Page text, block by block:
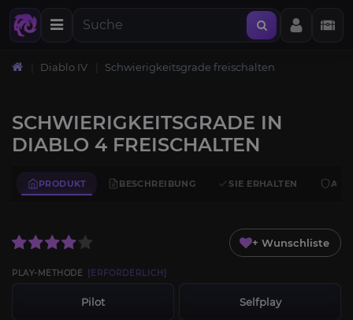
Diablo IV Schwierigkeitsgrade freischalten
SCHWIERIGKEITSGRADE IN
DIABLO 4 FREISCHALTEN
PRODUKT BESCHREIBUNG SIE ERHALTEN
+ Wunschliste
PLAY-METHODE [ERFORDERLICH]
Pilot Selfplay